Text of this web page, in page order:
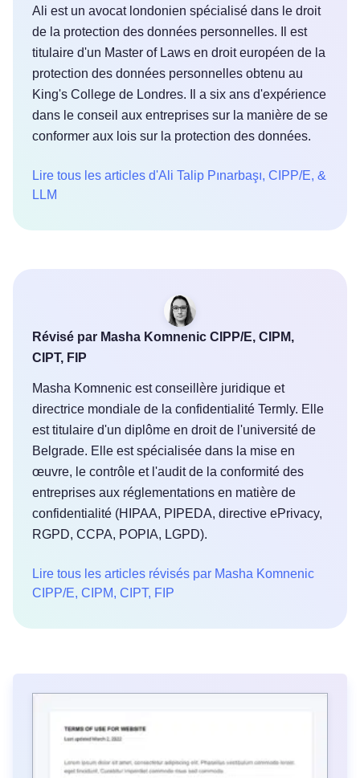
Ali est un avocat londonien spécialisé dans le droit
de la protection des données personnelles. Il est
titulaire d'un Master of Laws en droit européen de la
protection des données personnelles obtenu au
King's College de Londres. Il a six ans d'expérience
dans le conseil aux entreprises sur la manière de se
conformer aux lois sur la protection des données.
Lire tous les articles d'Ali Talip Pınarbaşı, CIPP/E, &
LLM
Révisé par Masha Komnenic CIPP/E, CIPM,
CIPT, FIP
Masha Komnenic est conseillère juridique et
directrice mondiale de la confidentialité Termly. Elle
est titulaire d'un diplôme en droit de l'université de
Belgrade. Elle est spécialisée dans la mise en
œuvre, le contrôle et l'audit de la conformité des
entreprises aux réglementations en matière de
confidentialité (HIPAA, PIPEDA, directive ePrivacy,
RGPD, CCPA, POPIA, LGPD).
Lire tous les articles révisés par Masha Komnenic
CIPP/E, CIPM, CIPT, FIP